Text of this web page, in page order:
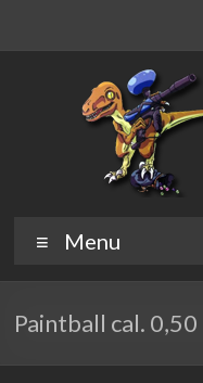
content
Paintball
Raptor
Menu
Paintball cal. 0,50